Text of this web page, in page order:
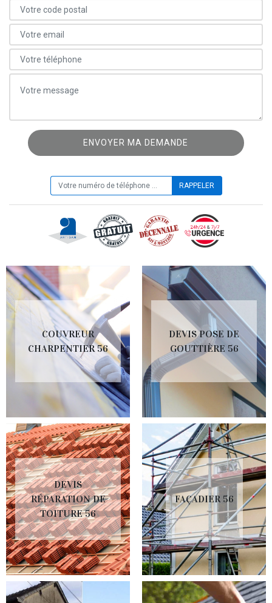
COUVREUR
CHARPENTIER 56
DEVIS POSE DE
GOUTTIÈRE 56
DEVIS
RÉPARATION DE
TOITURE 56
FAÇADIER 56